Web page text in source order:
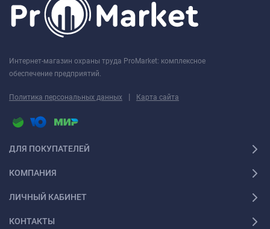
Интернет-магазин охраны труда ProMarket: комплексное
обеспечение предприятий.
Политика персональных данных | Карта сайта
ДЛЯ ПОКУПАТЕЛЕЙ
КОМПАНИЯ
ЛИЧНЫЙ КАБИНЕТ
КОНТАКТЫ